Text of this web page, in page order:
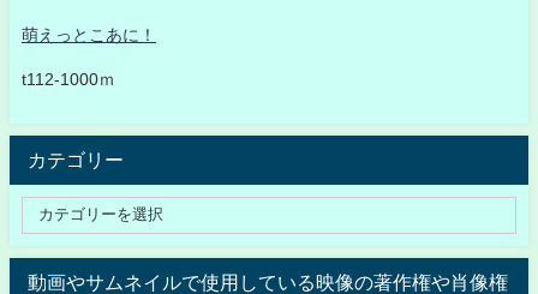
萌えっとこあに！
t112-1000ｍ
カテゴリー
動画やサムネイルで使用している映像の著作権や肖像権